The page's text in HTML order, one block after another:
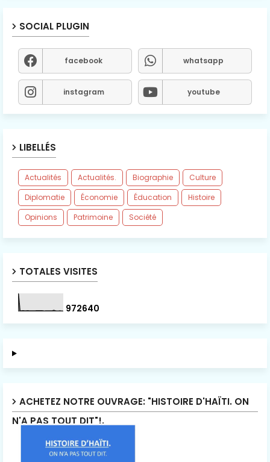
SOCIAL PLUGIN
facebook whatsapp
instagram youtube
LIBELLÉS
Actualités Actualités. Biographie
Culture
Diplomatie
Économie Éducation
Histoire
Opinions
Patrimoine Société
TOTALES VISITES
972640
ACHETEZ NOTRE OUVRAGE: "HISTOIRE D'HAÏTI. ON
N'A PAS TOUT DIT"!.